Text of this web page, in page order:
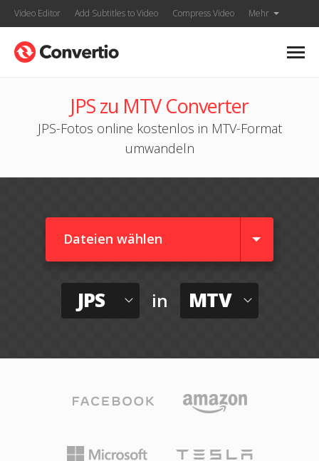
Video Editor Add Subtitles to Video Compress Video Mehr
JPS zu MTV Converter
JPS-Fotos online kostenlos in MTV-Format
umwandeln
Dateien wählen
JPS in MTV